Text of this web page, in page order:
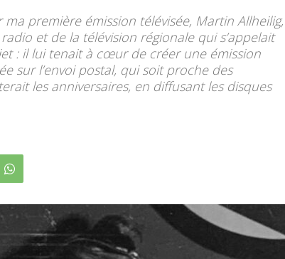
première émission télévisée, Martin Allheilig,
et de la télévision régionale qui s’appelait
: il lui tenait à cœur de créer une émission
sur l’envoi postal, qui soit proche des
les anniversaires, en diffusant les disques